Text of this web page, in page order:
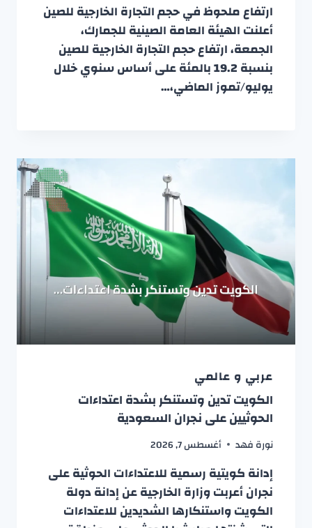
ارتفاع ملحوظ في حجم التجارة الخارجية للصين
أعلنت الهيئة العامة الصينية للجمارك،
الجمعة، ارتفاع حجم التجارة الخارجية للصين
بنسبة 19.2 بالمئة على أساس سنوي خلال
يوليو/تموز الماضي،…
عربي و عالمي
الكويت تدين وتستنكر بشدة اعتداءات
الحوثيين على نجران السعودية
نورة فهد أغسطس 7, 2026
إدانة كويتية رسمية للاعتداءات الحوثية على
نجران أعربت وزارة الخارجية عن إدانة دولة
الكويت واستنكارها الشديدين للاعتداءات